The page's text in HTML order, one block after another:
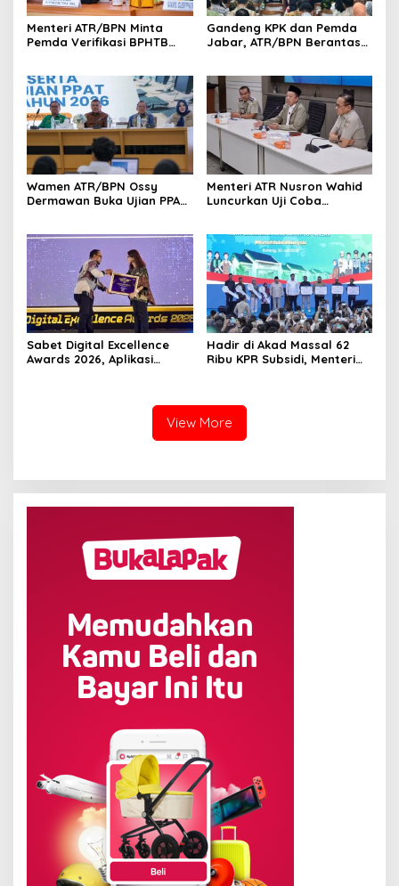
Menteri ATR/BPN Minta
Pemda Verifikasi BPHTB
Gandeng KPK dan Pemda
Jabar, ATR/BPN Berantas
Wamen ATR/BPN Ossy
Dermawan Buka Ujian PPAT
Menteri ATR Nusron Wahid
Luncurkan Uji Coba
Sabet Digital Excellence
Awards 2026, Aplikasi
Hadir di Akad Massal 62
Ribu KPR Subsidi, Menteri
View More